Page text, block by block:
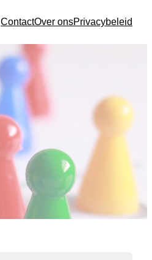
ContactOver onsPrivacybeleid